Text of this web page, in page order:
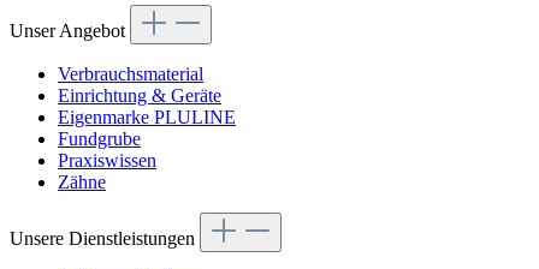
Unser Angebot
Verbrauchsmaterial
Einrichtung & Geräte
Eigenmarke PLULINE
Fundgrube
Praxiswissen
Zähne
Unsere Dienstleistungen